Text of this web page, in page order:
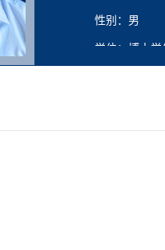
性别：男
学位：博士学